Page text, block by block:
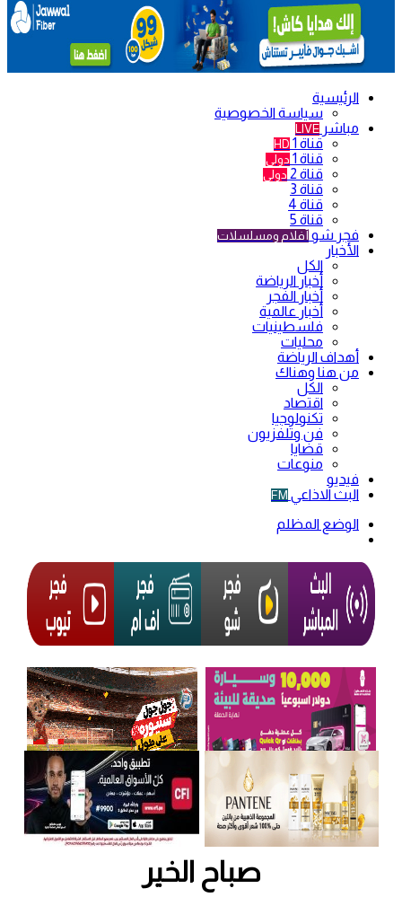
الرئيسية
سياسة الخصوصية
مباشر LIVE
قناة 1 HD
قناة 1 دولي
قناة 2 دولي
قناة 3
قناة 4
قناة 5
فجر شو أفلام ومسلسلات
الأخبار
الكل
أخبار الرياضة
أخبار الفجر
أخبار عالمية
فلسطينيات
محليات
أهداف الرياضة
من هنا وهناك
الكل
اقتصاد
تكنولوجيا
فن وتلفزيون
قضايا
منوعات
فيديو
البث الاذاعي FM
الوضع المظلم
صباح الخير